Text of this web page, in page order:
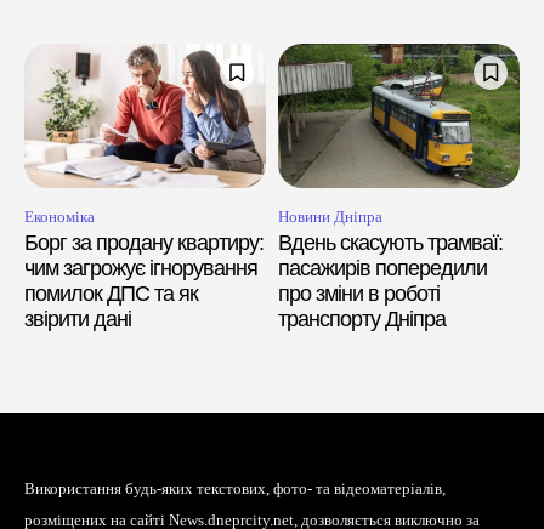
Економіка
Борг за продану квартиру:
чим загрожує ігнорування
помилок ДПС та як
звірити дані
Новини Дніпра
Вдень скасують трамваї:
пасажирів попередили
про зміни в роботі
транспорту Дніпра
Використання будь-яких текстових, фото- та відеоматеріалів,
розміщених на сайті News.dneprcity.net, дозволяється виключно за